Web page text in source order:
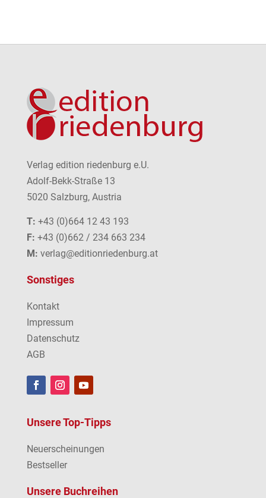
Verlag edition riedenburg e.U.
Adolf-Bekk-Straße 13
5020 Salzburg, Austria
T: +43 (0)664 12 43 193
F: +43 (0)662 / 234 663 234
M: verlag@editionriedenburg.at
Sonstiges
Kontakt
Impressum
Datenschutz
AGB
Unsere Top-Tipps
Neuerscheinungen
Bestseller
Unsere Buchreihen